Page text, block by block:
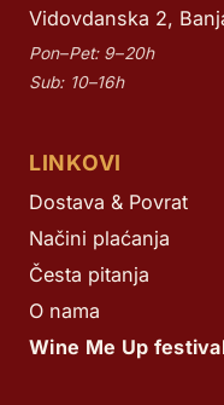
Vidovdanska 2,
Pon–Pet: 9–20h
Sub: 10–16h
LINKOVI
Dostava & Povrat
Načini plaćanja
Česta pitanja
O nama
Wine Me Up